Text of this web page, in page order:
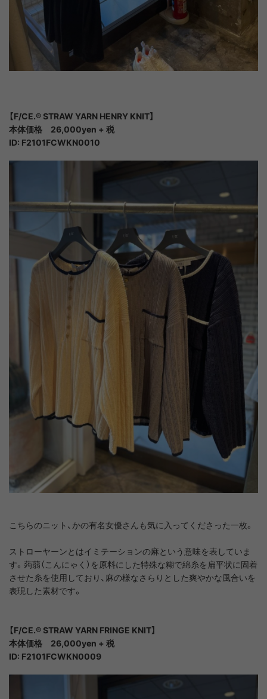
【F/CE.®︎ STRAW YARN HENRY KNIT】
本体価格 26,000yen + 税
ID: F2101FCWKN0010
こちらのニット、かの有名女優さんも気に入ってくださった一枚。
ストローヤーンとはイミテーションの麻という意味を表していま
す。蒟蒻（こんにゃく）を原料にした特殊な糊で綿糸を扁平状に固着
させた糸を使用しており、麻の様なさらりとした爽やかな風合いを
表現した素材です。
【F/CE.® STRAW YARN FRINGE KNIT】
本体価格 26,000yen + 税
ID: F2101FCWKN0009